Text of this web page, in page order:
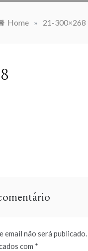
Home » 21-300×268
email não será publicado.
com *